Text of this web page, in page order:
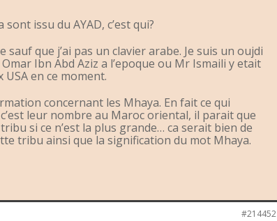
issu du AYAD, c’est qui?
sauf que j’ai pas un clavier arabe. Je suis un oujdi
Ibn Abd Aziz a l’epoque ou Mr Ismaili y etait
en ce moment.
concernant les Mhaya. En fait ce qui
leur nombre au Maroc oriental, il parait que
si ce n’est la plus grande… ca serait bien de
tribu ainsi que la signification du mot Mhaya.
#214452